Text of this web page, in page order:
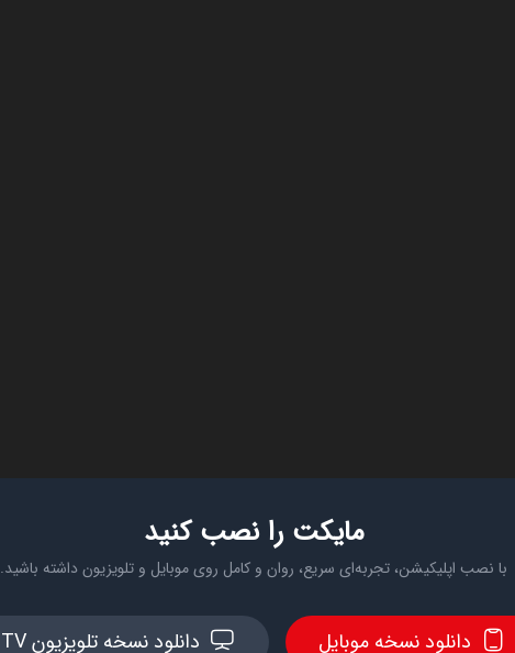
مایکت را نصب کنید
با نصب اپلیکیشن، تجربه‌ای سریع، روان و کامل روی موبایل و تلویزیون داشته باشید.
دانلود نسخه موبایل دانلود نسخه تلویزیون TV